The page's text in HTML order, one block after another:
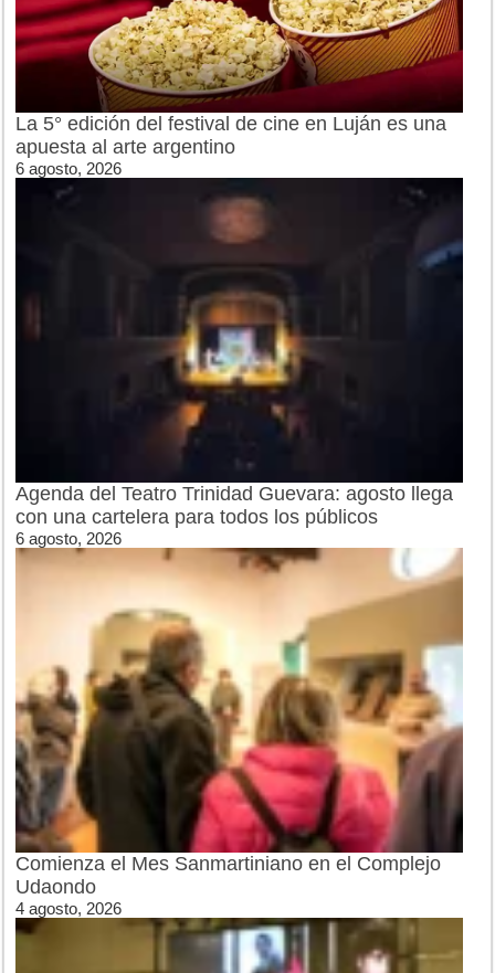
La 5° edición del festival de cine en Luján es una
apuesta al arte argentino
6 agosto, 2026
Agenda del Teatro Trinidad Guevara: agosto llega
con una cartelera para todos los públicos
6 agosto, 2026
Comienza el Mes Sanmartiniano en el Complejo
Udaondo
4 agosto, 2026